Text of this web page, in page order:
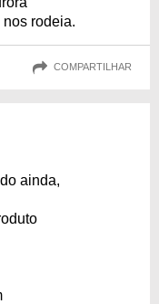
rodeia.
COMPARTILHAR
ainda,